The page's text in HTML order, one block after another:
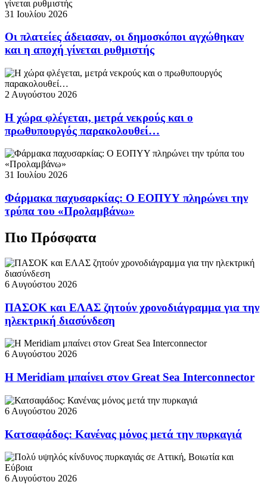
31 Ιουλίου 2026
Οι πλατείες άδειασαν, οι δημοσκόποι αγχώθηκαν
και η αποχή γίνεται ρυθμιστής
2 Αυγούστου 2026
Η χώρα φλέγεται, μετρά νεκρούς και ο
πρωθυπουργός παρακολουθεί…
31 Ιουλίου 2026
Φάρμακα παχυσαρκίας: Ο ΕΟΠΥΥ πληρώνει την
τρύπα του «Προλαμβάνω»
Πιο Πρόσφατα
6 Αυγούστου 2026
ΠΑΣΟΚ και ΕΛΑΣ ζητούν χρονοδιάγραμμα για την
ηλεκτρική διασύνδεση
6 Αυγούστου 2026
Η Meridiam μπαίνει στον Great Sea Interconnector
6 Αυγούστου 2026
Κατσαφάδος: Κανένας μόνος μετά την πυρκαγιά
6 Αυγούστου 2026